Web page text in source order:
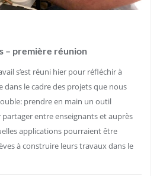
– première réunion
s’est réuni hier pour réfléchir à
dans le cadre des projets que nous
prendre en main un outil
entre enseignants et auprès
applications pourraient être
à construire leurs travaux dans le